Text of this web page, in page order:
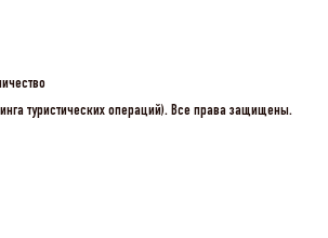
туристических операций). Все права защищены.